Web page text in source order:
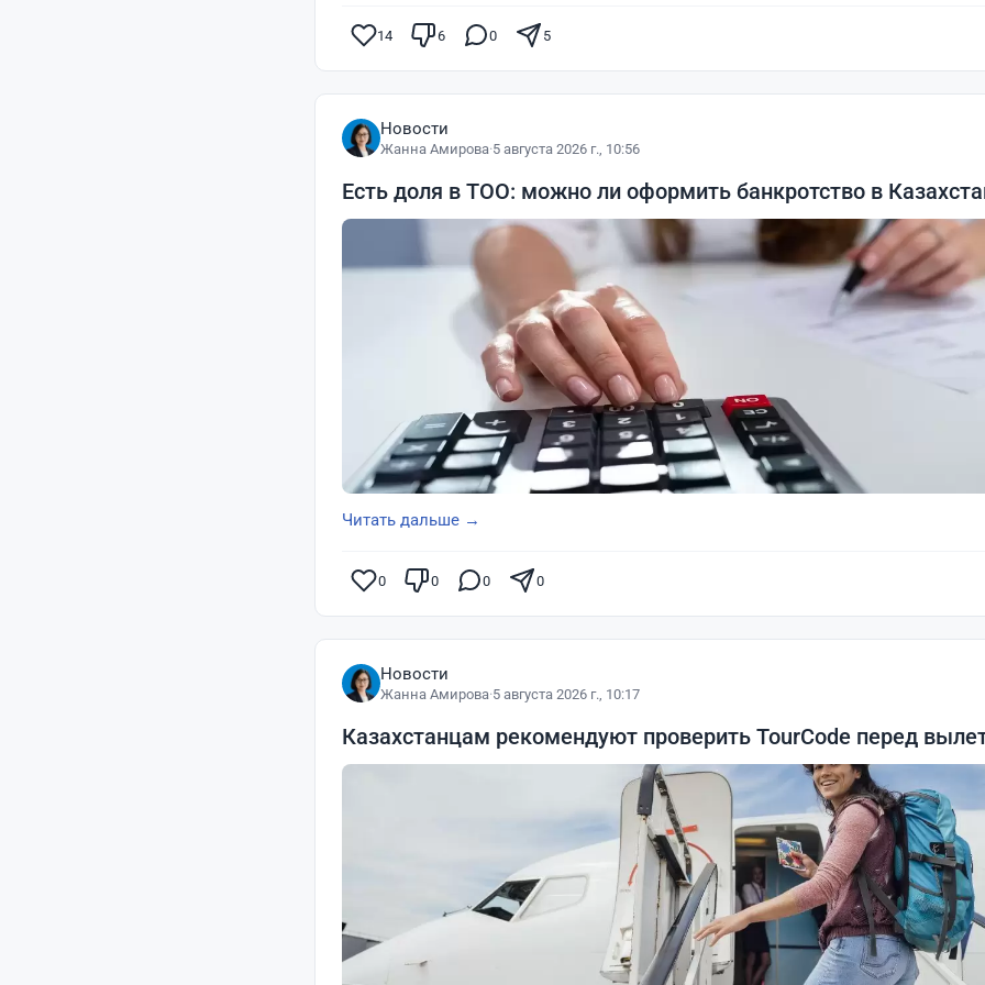
14 6 0 5
Новости
Жанна Амирова·5 августа 2026 г., 10:56
Есть доля в ТОО: можно ли оформить банкротство в
Читать дальше →
0 0 0 0
Новости
Жанна Амирова·5 августа 2026 г., 10:17
Казахстанцам рекомендуют проверить TourCode перед